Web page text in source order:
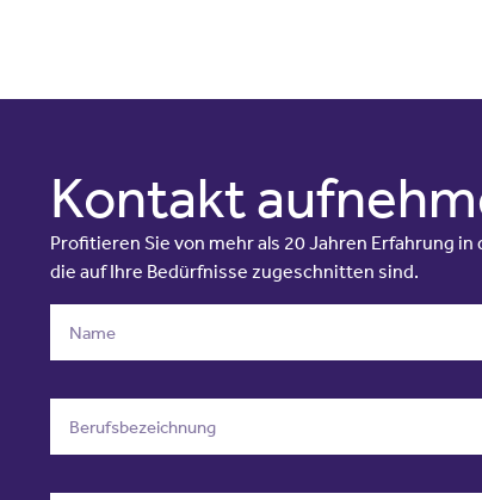
Kontakt
Profitieren Sie von mehr als 20 Jahren Erfahrung
die auf Ihre Bedürfnisse zugeschnitten sind.